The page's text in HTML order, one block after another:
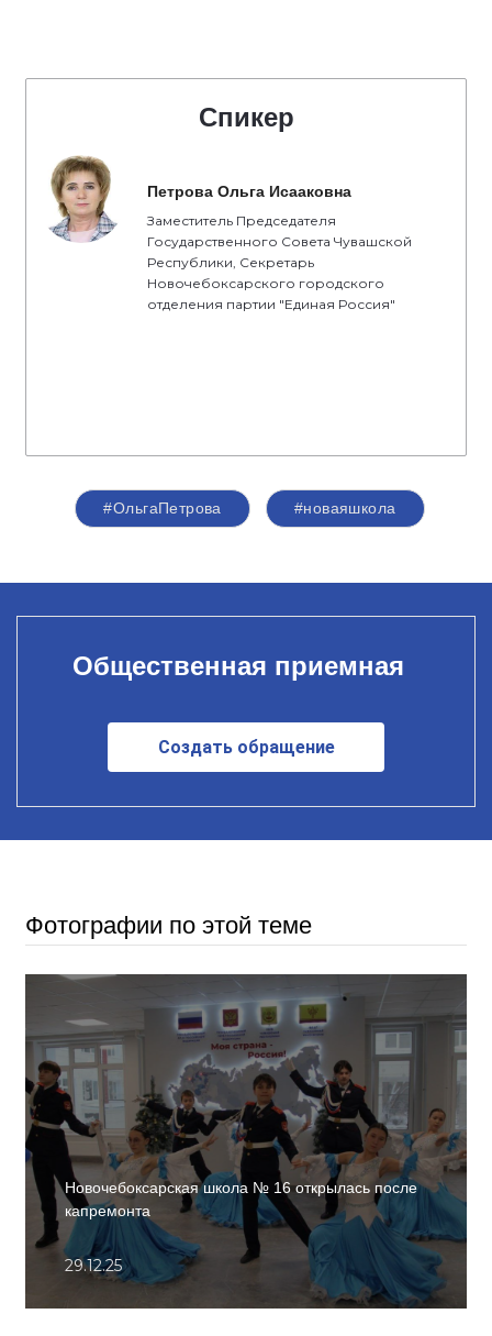
Спикер
Петрова Ольга Исааковна
Заместитель Председателя
Государственного Совета Чувашской
Республики, Секретарь
Новочебоксарского городского
отделения партии "Единая Россия"
#ОльгаПетрова #новаяшкола
Общественная приемная
Создать обращение
Фотографии по этой теме
Новочебоксарская школа № 16 открылась после
капремонта
29.12.25